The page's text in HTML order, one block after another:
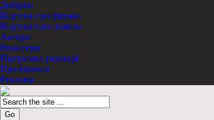
Добірки
Відгуки про фільми
Відгуки про серіали
Актори
Режисери
Підтримка редакції
Про kinowar
Реклама
Go